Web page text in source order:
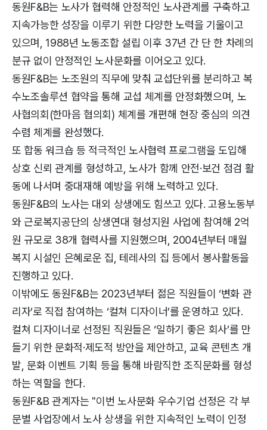
동원F&B는 노사가 협력해 안정적인 노사관계를 구축하고
지속가능한 성장을 이루기 위한 다양한 노력을 기울이고
있으며, 1988년 노동조합 설립 이후 37년 간 단 한 차례의
분규 없이 안정적인 노사문화를 이어오고 있다.
동원F&B는 노조원의 직무에 맞춰 교섭단위를 분리하고 복
수노조솔루션 협약을 통해 교섭 체계를 안정화했으며, 노
사협의회(한마음 협의회) 체계를 개편해 현장 중심의 의견
수렴 체계를 완성했다.
또 합동 워크숍 등 적극적인 노사협력 프로그램을 도입해
상호 신뢰 관계를 형성하고, 노사가 함께 안전·보건 점검 활
동에 나서며 중대재해 예방을 위해 노력하고 있다.
동원F&B의 노사는 대외 상생에도 힘쓰고 있다. 고용노동부
와 근로복지공단의 상생연대 형성지원 사업에 참여해 2억
원 규모로 38개 협력사를 지원했으며, 2004년부터 매월
복지 시설인 은혜로운 집, 테레사의 집 등에서 봉사활동을
진행하고 있다.
이밖에도 동원F&B는 2023년부터 젊은 직원들이 ‘변화 관
리자’로 직접 참여하는 ‘컬쳐 디자이너’를 운영하고 있다.
컬쳐 디자이너로 선정된 직원들은 ‘일하기 좋은 회사’를 만
들기 위한 문화적·제도적 방안을 제안하고, 교육 콘텐츠 개
발, 문화 이벤트 기획 등을 통해 바람직한 조직문화를 형성
하는 역할을 한다.
동원F&B 관계자는 "이번 노사문화 우수기업 선정은 각 부
문별 사업장에서 노사 상생을 위한 지속적인 노력이 인정